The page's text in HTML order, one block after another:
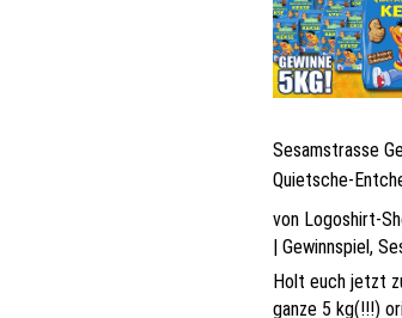
Sesamstrasse
Quietsche-
von Logoshirt-
|Gewinnspiel,
Holt euch jetzt
ganze 5 kg(!!!)